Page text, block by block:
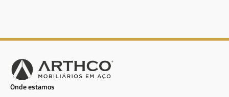
Onde estamos